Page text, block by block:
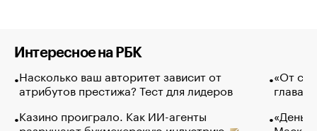
Интересное на РБК
Насколько ваш авторитет зависит от
атрибутов престижа? Тест для лидеров
Казино проиграло. Как ИИ-агенты
«От
глава